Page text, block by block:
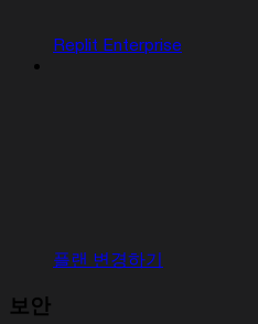
Replit Enterprise
플랜 변경하기
보안